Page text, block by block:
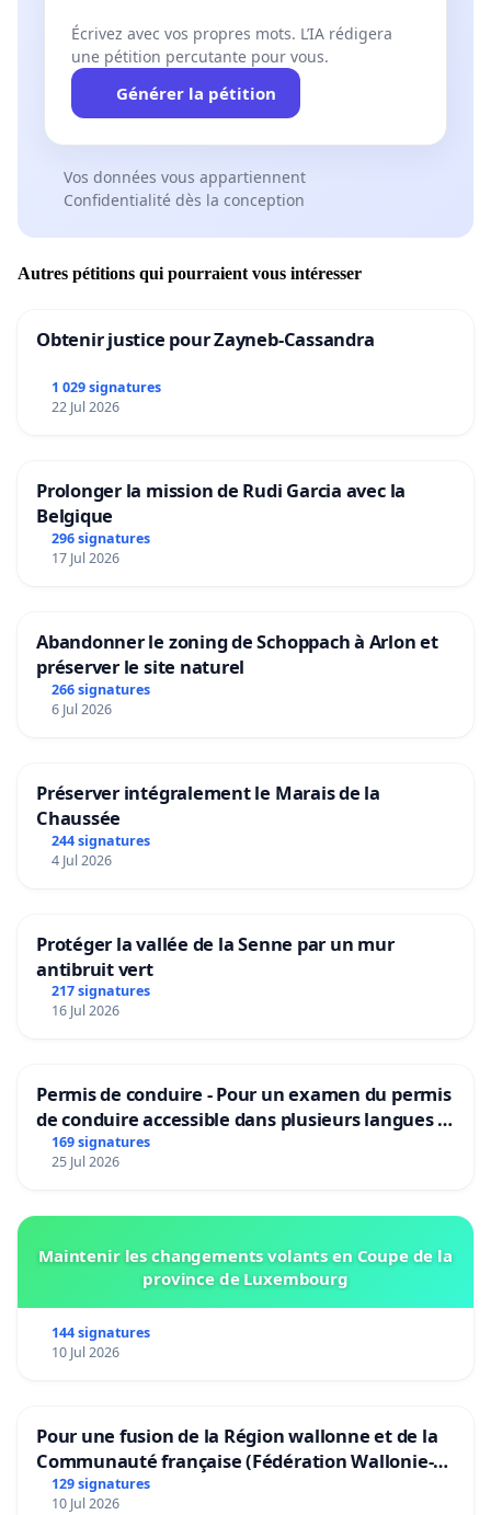
Écrivez avec vos propres mots. L’IA rédigera
une pétition percutante pour vous.
Générer la pétition
Vos données vous appartiennent
Confidentialité dès la conception
Autres pétitions qui pourraient vous intéresser
Obtenir justice pour Zayneb-Cassandra
1 029 signatures
22 Jul 2026
Prolonger la mission de Rudi Garcia avec la
Belgique
296 signatures
17 Jul 2026
Abandonner le zoning de Schoppach à Arlon et
préserver le site naturel
266 signatures
6 Jul 2026
Préserver intégralement le Marais de la
Chaussée
244 signatures
4 Jul 2026
Protéger la vallée de la Senne par un mur
antibruit vert
217 signatures
16 Jul 2026
Permis de conduire - Pour un examen du permis
de conduire accessible dans plusieurs langues à
Bruxelles
169 signatures
25 Jul 2026
Maintenir les changements volants en Coupe de la
province de Luxembourg
144 signatures
10 Jul 2026
Pour une fusion de la Région wallonne et de la
Communauté française (Fédération Wallonie-
Bruxelles)
129 signatures
10 Jul 2026